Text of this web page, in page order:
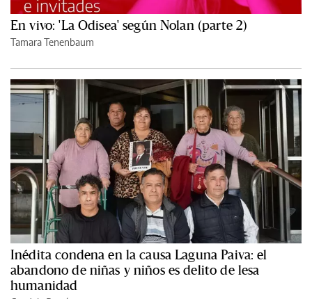
En vivo: 'La Odisea' según Nolan (parte 2)
Tamara Tenenbaum
Inédita condena en la causa Laguna Paiva: el
abandono de niñas y niños es delito de lesa
humanidad